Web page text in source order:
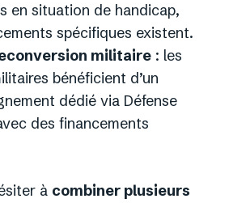
en situation de handicap,
spécifiques existent.
militaire : les
bénéficient d’un
dédié via Défense
des financements
à combiner plusieurs